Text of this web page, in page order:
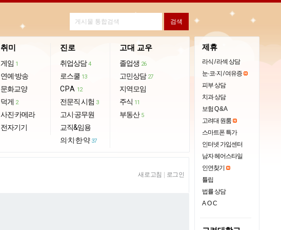
취미
게임 1
연예·방송
문화교양
덕게 2
사진·카메라
전자기기
진로
취업상담 4
로스쿨 13
CPA 12
전문직 시험 3
고시·공무원
교직&임용
의·치·한·약 37
고대 교우
졸업생 26
고민상담 27
지역모임
주식 11
부동산 5
새로고침 로그인
제휴
라식 / 라섹 상담
눈·코·지 / 여유증
피부 상담
치과 상담
보험 Q & A
고려대 원룸
스마트폰 특가
인터넷 가입센터
남자 헤어스타일
인연찾기
튤립
법률 상담
AOC